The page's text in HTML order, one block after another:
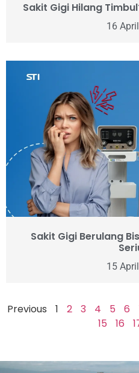
Sakit Gigi Hilang
16
Sakit Gigi Berulang
15
Previous 1 2 3 4 5 6
15
16